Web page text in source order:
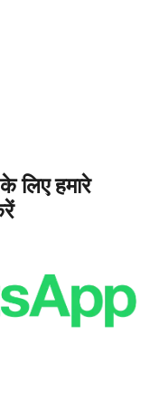
लिए हमारे